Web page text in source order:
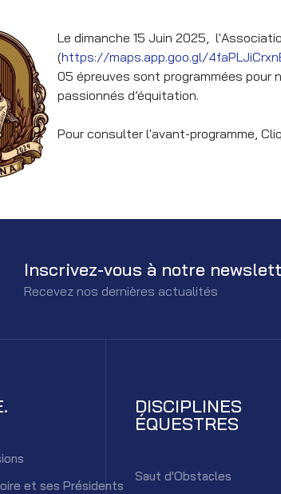
Le dimanche 15 Juin 2025,
(https://maps.app.goo.gl/
05 épreuves sont programmées pour
passionnés d’équitation.
Pour consulter l'avant-programme,
Inscrivez-vous à notre
Recevez nos dernières actualités
et ses Présidents
DISCIPLINES
ÉQUESTRES
Saut d'Obstacles